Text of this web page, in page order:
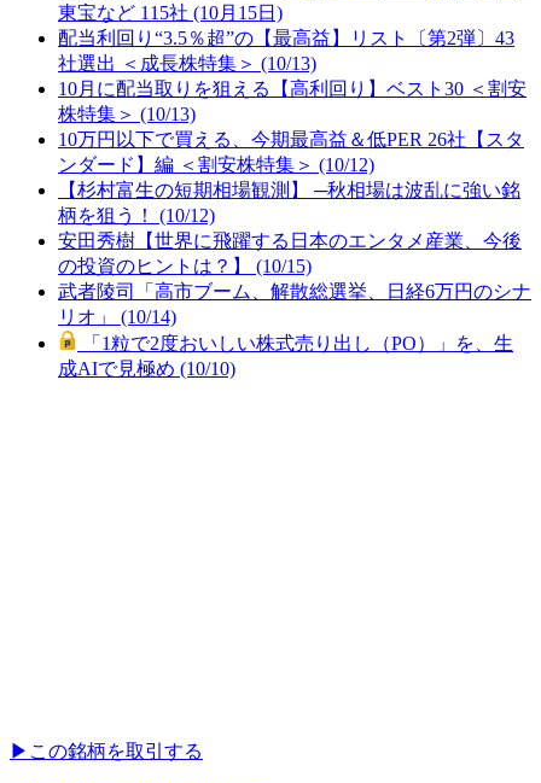
東宝など 115社 (10月15日)
配当利回り“3.5％超”の【最高益】リスト〔第2弾〕43
社選出 ＜成長株特集＞ (10/13)
10月に配当取りを狙える【高利回り】ベスト30 ＜割安
株特集＞ (10/13)
10万円以下で買える、今期最高益＆低PER 26社【スタ
ンダード】編 ＜割安株特集＞ (10/12)
【杉村富生の短期相場観測】 ─秋相場は波乱に強い銘
柄を狙う！ (10/12)
安田秀樹【世界に飛躍する日本のエンタメ産業、今後
の投資のヒントは？】 (10/15)
武者陵司「高市ブーム、解散総選挙、日経6万円のシナ
リオ」 (10/14)
「1粒で2度おいしい株式売り出し（PO）」を、生
成AIで見極め (10/10)
▶︎ この銘柄を取引する